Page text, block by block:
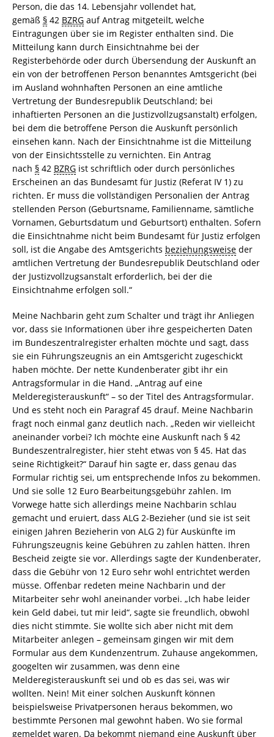
Person, die das 14. Lebensjahr vollendet hat,
gemäß § 42 BZRG auf Antrag mitgeteilt, welche
Eintragungen über sie im Register enthalten sind. Die
Mitteilung kann durch Einsichtnahme bei der
Registerbehörde oder durch Übersendung der Auskunft an
ein von der betroffenen Person benanntes Amtsgericht (bei
im Ausland wohnhaften Personen an eine amtliche
Vertretung der Bundesrepublik Deutschland; bei
inhaftierten Personen an die Justizvollzugsanstalt) erfolgen,
bei dem die betroffene Person die Auskunft persönlich
einsehen kann. Nach der Einsichtnahme ist die Mitteilung
von der Einsichtsstelle zu vernichten. Ein Antrag
nach § 42 BZRG ist schriftlich oder durch persönliches
Erscheinen an das Bundesamt für Justiz (Referat IV 1) zu
richten. Er muss die vollständigen Personalien der Antrag
stellenden Person (Geburtsname, Familienname, sämtliche
Vornamen, Geburtsdatum und Geburtsort) enthalten. Sofern
die Einsichtnahme nicht beim Bundesamt für Justiz erfolgen
soll, ist die Angabe des Amtsgerichts beziehungsweise der
amtlichen Vertretung der Bundesrepublik Deutschland oder
der Justizvollzugsanstalt erforderlich, bei der die
Einsichtnahme erfolgen soll.“
Meine Nachbarin geht zum Schalter und trägt ihr Anliegen
vor, dass sie Informationen über ihre gespeicherten Daten
im Bundeszentralregister erhalten möchte und sagt, dass
sie ein Führungszeugnis an ein Amtsgericht zugeschickt
haben möchte. Der nette Kundenberater gibt ihr ein
Antragsformular in die Hand. „Antrag auf eine
Melderegisterauskunft“ – so der Titel des Antragsformular.
Und es steht noch ein Paragraf 45 drauf. Meine Nachbarin
fragt noch einmal ganz deutlich nach. „Reden wir vielleicht
aneinander vorbei? Ich möchte eine Auskunft nach § 42
Bundeszentralregister, hier steht etwas von § 45. Hat das
seine Richtigkeit?“ Darauf hin sagte er, dass genau das
Formular richtig sei, um entsprechende Infos zu bekommen.
Und sie solle 12 Euro Bearbeitungsgebühr zahlen. Im
Vorwege hatte sich allerdings meine Nachbarin schlau
gemacht und eruiert, dass ALG 2-Bezieher (und sie ist seit
einigen Jahren Bezieherin von ALG 2) für Auskünfte im
Führungszeugnis keine Gebühren zu zahlen hätten. Ihren
Bescheid zeigte sie vor. Allerdings sagte der Kundenberater,
dass die Gebühr von 12 Euro sehr wohl entrichtet werden
müsse. Offenbar redeten meine Nachbarin und der
Mitarbeiter sehr wohl aneinander vorbei. „Ich habe leider
kein Geld dabei, tut mir leid“, sagte sie freundlich, obwohl
dies nicht stimmte. Sie wollte sich aber nicht mit dem
Mitarbeiter anlegen – gemeinsam gingen wir mit dem
Formular aus dem Kundenzentrum. Zuhause angekommen,
googelten wir zusammen, was denn eine
Melderegisterauskunft sei und ob es das sei, was wir
wollten. Nein! Mit einer solchen Auskunft können
beispielsweise Privatpersonen heraus bekommen, wo
bestimmte Personen mal gewohnt haben. Wo sie formal
gemeldet waren. Da bekommt niemand eine Auskunft über